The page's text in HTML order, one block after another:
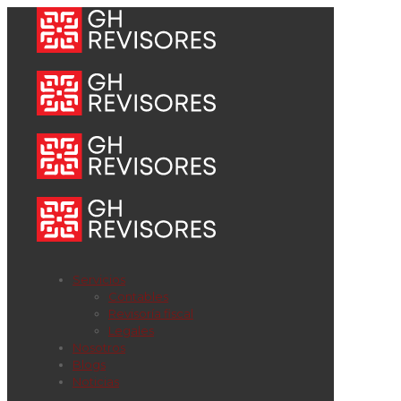
Servicios
Contables
Revisoría fiscal
Legales
Nosotros
Blogs
Noticias